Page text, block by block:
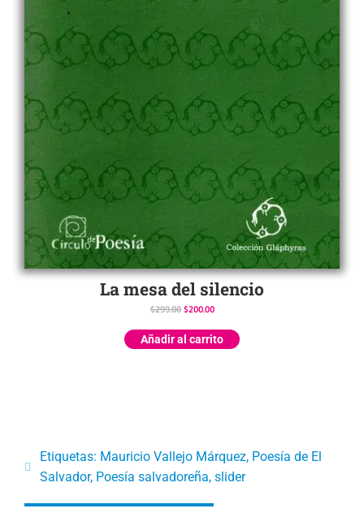
La mesa del silencio
$299.00 $200.00
Añadir al carrito
Etiquetas: Mauricio Vallejo Márquez, Poesía de El
Salvador, Poesía salvadoreña, slider